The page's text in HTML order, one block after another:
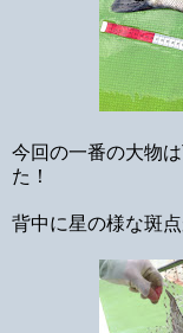
今回の一番の大物
た！
背中に星の様な斑